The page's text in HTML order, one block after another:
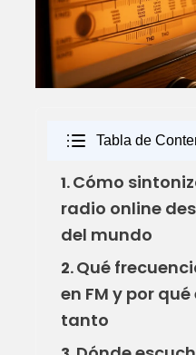
Tabla de
1.Cómo
radio online
del mundo
2.Qué
en FM y por
tanto